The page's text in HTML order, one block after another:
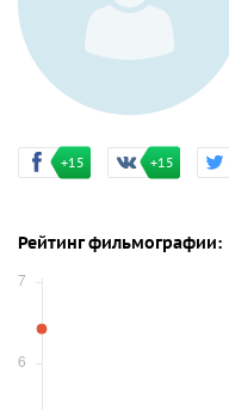
+15 +15
Рейтинг фильмографии: